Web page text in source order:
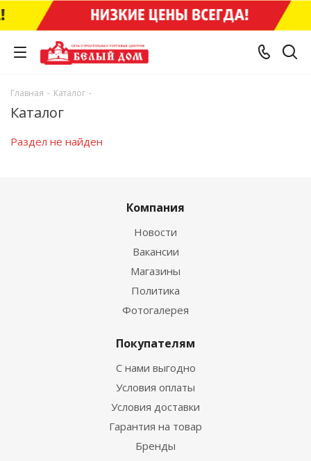
Главная - Каталог -
Каталог
Раздел не найден
Компания
Новости
Вакансии
Магазины
Политика
Фотогалерея
Покупателям
С нами выгодно
Условия оплаты
Условия доставки
Гарантия на товар
Бренды